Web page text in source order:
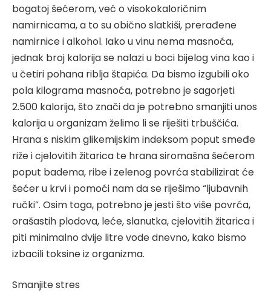
bogatoj šećerom, već o visokokaloričnim
namirnicama, a to su obično slatkiši, prerađene
namirnice i alkohol. Iako u vinu nema masnoća,
jednak broj kalorija se nalazi u boci bijelog vina kao i
u četiri pohana riblja štapića. Da bismo izgubili oko
pola kilograma masnoća, potrebno je sagorjeti
2.500 kalorija, što znači da je potrebno smanjiti unos
kalorija u organizam želimo li se riješiti trbuščića.
Hrana s niskim glikemijskim indeksom poput smeđe
riže i cjelovitih žitarica te hrana siromašna šećerom
poput badema, ribe i zelenog povrća stabilizirat će
šećer u krvi i pomoći nam da se riješimo “ljubavnih
ručki”. Osim toga, potrebno je jesti što više povrća,
orašastih plodova, leće, slanutka, cjelovitih žitarica i
piti minimalno dvije litre vode dnevno, kako bismo
izbacili toksine iz organizma.
Smanjite stres